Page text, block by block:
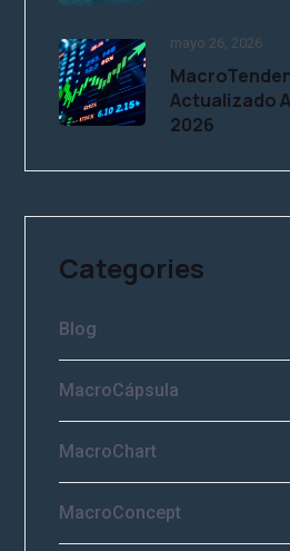
mayo 26, 2026
Actualizado
2026
Categories
Blog
MacroCápsula
MacroChart
MacroConcept